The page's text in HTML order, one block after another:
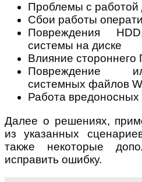
Проблемы с работой
Сбои работы
Повреждения
системы на диске
Влияние стороннего
Повреждение
системных файлов
Работа
Далее о решениях,
из указанных
также некоторые
исправить ошибку.